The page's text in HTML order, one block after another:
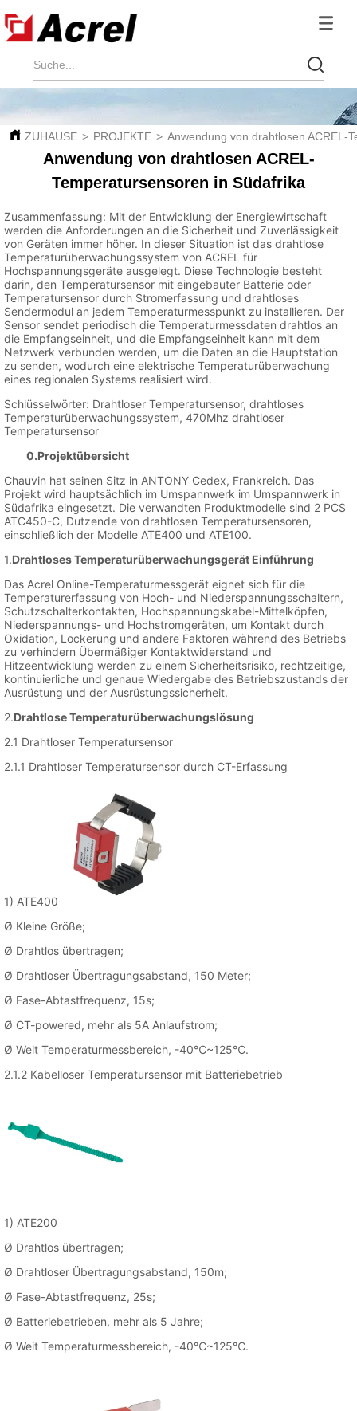
ZUHAUSE > PROJEKTE > Anwendung von drahtlosen ACREL-
Anwendung von drahtlosen ACREL-
Temperatursensoren in Südafrika